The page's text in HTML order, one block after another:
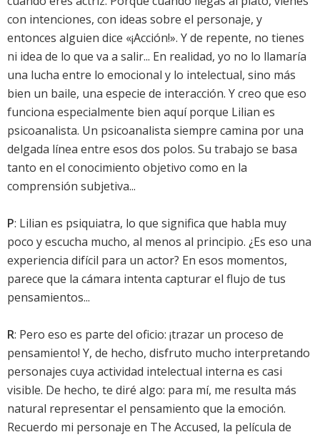
con intenciones, con ideas sobre el personaje, y
entonces alguien dice «¡Acción!». Y de repente, no tienes
ni idea de lo que va a salir... En realidad, yo no lo llamaría
una lucha entre lo emocional y lo intelectual, sino más
bien un baile, una especie de interacción. Y creo que eso
funciona especialmente bien aquí porque Lilian es
psicoanalista. Un psicoanalista siempre camina por una
delgada línea entre esos dos polos. Su trabajo se basa
tanto en el conocimiento objetivo como en la
comprensión subjetiva...
P: Lilian es psiquiatra, lo que significa que habla muy
poco y escucha mucho, al menos al principio. ¿Es eso una
experiencia difícil para un actor? En esos momentos,
parece que la cámara intenta capturar el flujo de tus
pensamientos...
R: Pero eso es parte del oficio: ¡trazar un proceso de
pensamiento! Y, de hecho, disfruto mucho interpretando
personajes cuya actividad intelectual interna es casi
visible. De hecho, te diré algo: para mí, me resulta más
natural representar el pensamiento que la emoción.
Recuerdo mi personaje en The Accused, la película de